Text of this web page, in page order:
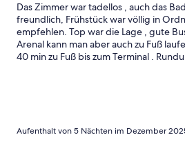
Das Zimmer war tadellos , auch das
freundlich, Frühstück war völlig in
empfehlen. Top war die Lage , gute
Arenal kann man aber auch zu Fuß
40 min zu Fuß bis zum Terminal .
Aufenthalt von 5 Nächten im Dezember